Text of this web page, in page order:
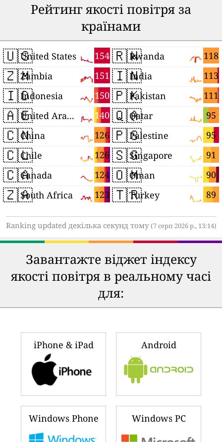
Рейтинг якості повітря за
країнами
🇺🇸 154
United States
🇿🇲 151
Zambia
🇮🇩 150
Indonesia
🇦🇪 140
United Arab Emirates
🇨🇳 126
China
🇨🇱 126
Chile
🇨🇦 124
Canada
🇿🇦 123
South Africa
🇷🇼 118
Rwanda
🇮🇳 113
India
🇵🇰 111
Pakistan
🇶🇦 95
Qatar
🇵🇸 95
Palestine
🇸🇬 91
Singapore
🇴🇲 90
Oman
🇹🇷 89
Turkey
Ranking updated декілька секунд тому(7 серп 2026 р., 13:14)
Завантажте віджет індексу
якості повітря в реальному часі
для:
iPhone & iPad Android
Windows Phone Windows PC